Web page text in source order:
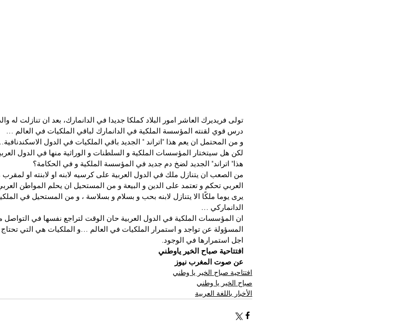
تولى فريديرك العاشر امور البلاد كملكا جديدا في الدانمارك، بعد ان تنازلت له
درس قوي لقنته المؤسسة الملكية في الدانمارك لباقي الملكيات في العالم …
و من المحتمل ان يعم هذا "اتراند " الجديد باقي الملكيات في الدول
لكن هل سيتختار المؤسسات الملكية و السلطنات و الوراثية منها في الدول
هذا" اتراند" الجديد لضخ دم جديد في المؤسسة الملكية و في الحكامة؟
من الصعب ان يتنازل ملك في الدول العربية على كرسيه لابنه او لابنته او
العربي تحكم و تعتمد على الدين و البيعة و من المستحيل ان يحلم المواطن
يرى يوما ملكًا الا يتنازل لابنه بحب و بسلام و بسلاسة ، و من المستحيل في
الدانماركي …
ان المؤسسات الملكية في الدول العربية حان الوقت لتراجع نفسها في
المسؤولة عن تواجد و استمرار الملكيات في العالم …و الملكيات هي التي
اجل استمرارها في الوجود.
افتتاحية صباح الخير ياوطني
عن صوت المغرب نيوز
افتتاحية صباح الخير يا وطني
صباح الخير يا وطني
الأخبار باللغة العربية